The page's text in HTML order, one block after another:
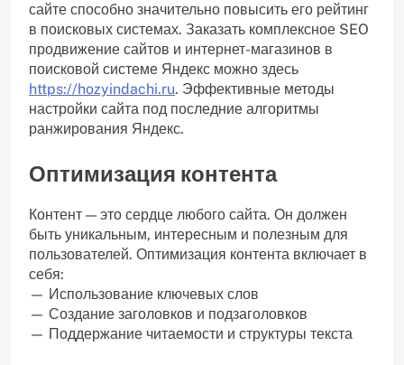
сайте способно значительно повысить его рейтинг
в поисковых системах. Заказать комплексное SEO
продвижение сайтов и интернет-магазинов в
поисковой системе Яндекс можно здесь
https://hozyindachi.ru. Эффективные методы
настройки сайта под последние алгоритмы
ранжирования Яндекс.
Оптимизация контента
Контент — это сердце любого сайта. Он должен
быть уникальным, интересным и полезным для
пользователей. Оптимизация контента включает в
себя:
— Использование ключевых слов
— Создание заголовков и подзаголовков
— Поддержание читаемости и структуры текста